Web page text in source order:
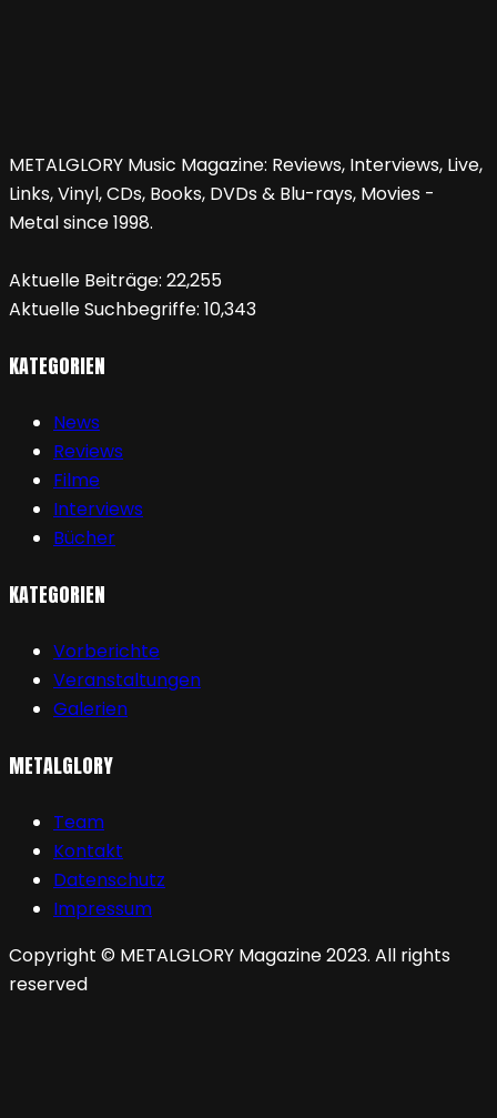
METALGLORY Music Magazine: Reviews, Interviews, Live,
Links, Vinyl, CDs, Books, DVDs & Blu-rays, Movies -
Metal since 1998.
Aktuelle Beiträge: 22,255
Aktuelle Suchbegriffe: 10,343
KATEGORIEN
News
Reviews
Filme
Interviews
Bücher
KATEGORIEN
Vorberichte
Veranstaltungen
Galerien
METALGLORY
Team
Kontakt
Datenschutz
Impressum
Copyright © METALGLORY Magazine 2023. All rights
reserved